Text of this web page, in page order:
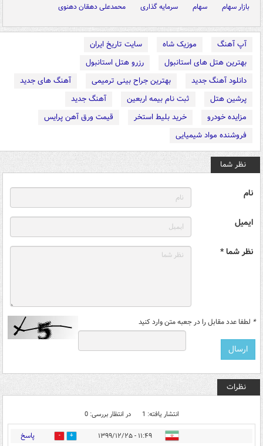
بازار سهام
سهام سرمایه گذاری محمدعلی دهقان دهنوی
آپ آهنگ موزیک شاه
سایت تاریخ ایران
بهترین هتل های استانبول
رزرو هتل استانبول
دانلود آهنگ جدید
بهترین جراح بینی ترمیمی
آهنگ های جدید
پرشین هتل
ثبت نام بیمه اربعین
آهنگ جدید
مزایده خودرو
خرید بلیط استخر
قیمت ورق آهن پرایس
فروشنده مواد شیمیایی
نظر شما
نام
ایمیل
نظر شما *
* لطفا عدد مقابل را در جعبه متن وارد کنید
نظرات
انتشار یافته: 1 در انتظار بررسی: 0
۱۱:۴۹ - ۱۳۹۹/۱۲/۲۵ 0 پاسخ